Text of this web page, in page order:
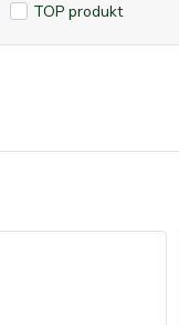
TOP produkt